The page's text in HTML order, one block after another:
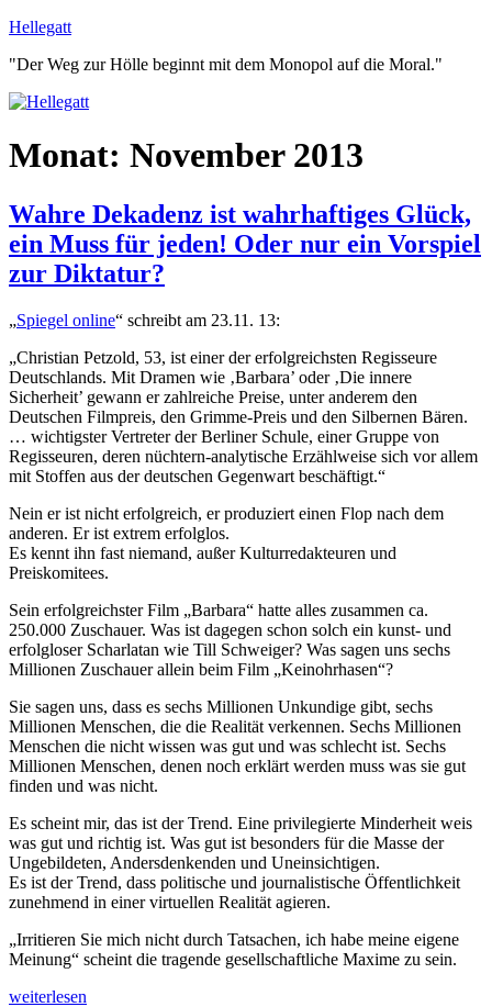
Zum
springen
Hellegatt
"Der Weg zur Hölle beginnt mit dem Monopol auf die Moral."
Monat: November 2013
Wahre Dekadenz ist wahrhaftiges Glück,
ein Muss für jeden! Oder nur ein Vorspiel
zur Diktatur?
„Spiegel online“ schreibt am 23.11. 13:
„Christian Petzold, 53, ist einer der erfolgreichsten Regisseure
Deutschlands. Mit Dramen wie ‚Barbara’ oder ‚Die innere
Sicherheit’ gewann er zahlreiche Preise, unter anderem den
Deutschen Filmpreis, den Grimme-Preis und den Silbernen Bären.
… wichtigster Vertreter der Berliner Schule, einer Gruppe von
Regisseuren, deren nüchtern-analytische Erzählweise sich vor allem
mit Stoffen aus der deutschen Gegenwart beschäftigt.“
Nein er ist nicht erfolgreich, er produziert einen Flop nach dem
anderen. Er ist extrem erfolglos.
Es kennt ihn fast niemand, außer Kulturredakteuren und
Preiskomitees.
Sein erfolgreichster Film „Barbara“ hatte alles zusammen ca.
250.000 Zuschauer. Was ist dagegen schon solch ein kunst- und
erfolgloser Scharlatan wie Till Schweiger? Was sagen uns sechs
Millionen Zuschauer allein beim Film „Keinohrhasen“?
Sie sagen uns, dass es sechs Millionen Unkundige gibt, sechs
Millionen Menschen, die die Realität verkennen. Sechs Millionen
Menschen die nicht wissen was gut und was schlecht ist. Sechs
Millionen Menschen, denen noch erklärt werden muss was sie gut
finden und was nicht.
Es scheint mir, das ist der Trend. Eine privilegierte Minderheit weis
was gut und richtig ist. Was gut ist besonders für die Masse der
Ungebildeten, Andersdenkenden und Uneinsichtigen.
Es ist der Trend, dass politische und journalistische Öffentlichkeit
zunehmend in einer virtuellen Realität agieren.
„Irritieren Sie mich nicht durch Tatsachen, ich habe meine eigene
Meinung“ scheint die tragende gesellschaftliche Maxime zu sein.
„Wahre
weiterlesen